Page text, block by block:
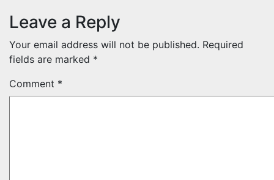
Leave a Reply
Your email address will not be published. Required
fields are marked *
Comment *